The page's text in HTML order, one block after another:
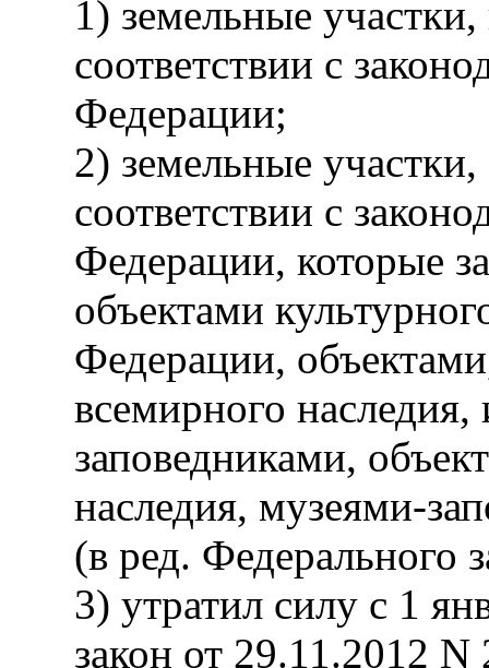
1) земельные
соответствии с
Федерации;
2) земельные
соответствии с
Федерации, которые
объектами
Федерации,
всемирного
заповедниками,
наследия, музеями-
(в ред. Федерального
3) утратил силу с 1
закон от 29.11.2012